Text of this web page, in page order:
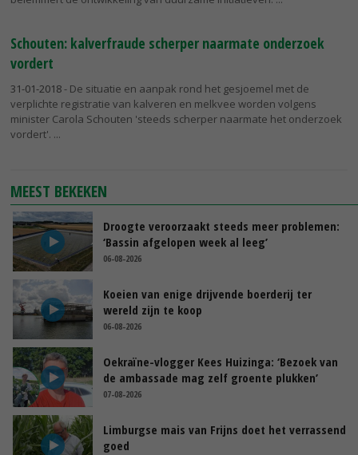
Schouten: kalverfraude scherper naarmate onderzoek
vordert
31-01-2018- De situatie en aanpak rond het gesjoemel met de
verplichte registratie van kalveren en melkvee worden volgens
minister Carola Schouten 'steeds scherper naarmate het onderzoek
vordert'.
MEEST BEKEKEN
Droogte veroorzaakt steeds meer problemen:
‘Bassin afgelopen week al leeg’
06-08-2026
Koeien van enige drijvende boerderij ter
wereld zijn te koop
06-08-2026
Oekraïne-vlogger Kees Huizinga: ‘Bezoek van
de ambassade mag zelf groente plukken’
07-08-2026
Limburgse mais van Frijns doet het verrassend
goed